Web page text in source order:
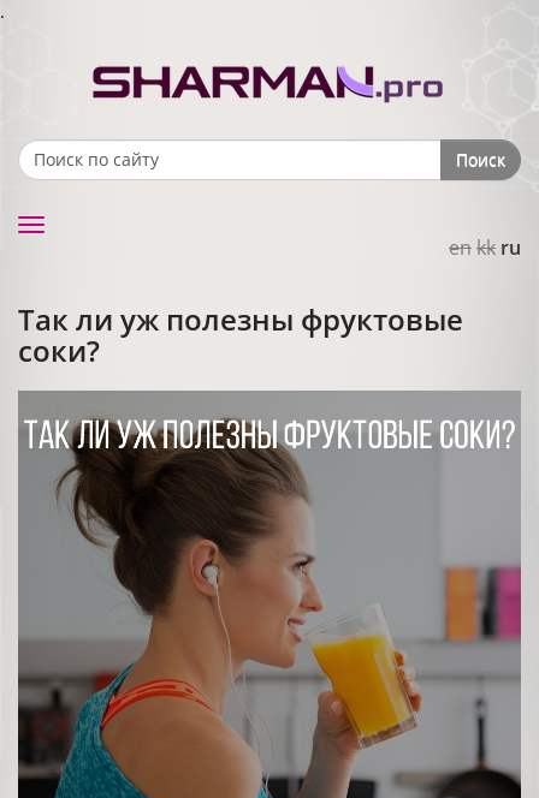
.
Search form Поиск
enkk ru
Toggle
Так ли уж полезны фруктовые
соки?